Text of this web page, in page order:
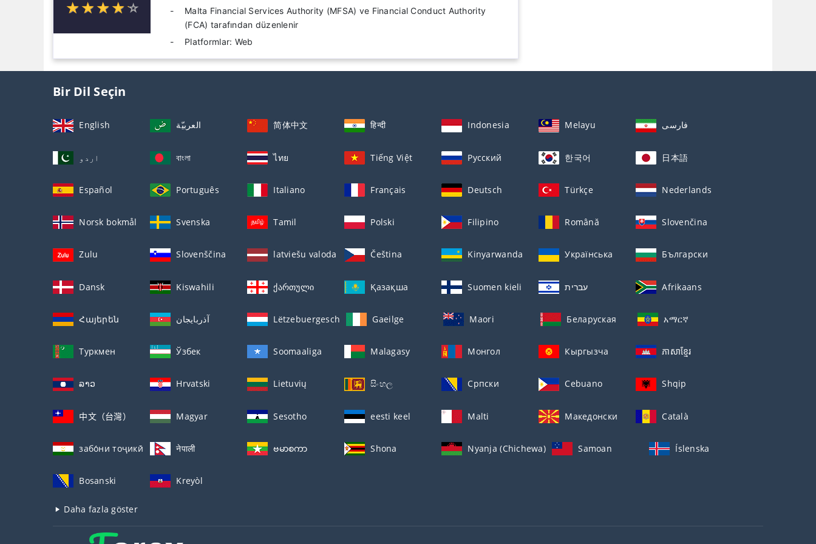
☆☆☆☆☆
★★★★★
Malta Financial Services Authority (MFSA) ve Financial Conduct Authority
(FCA) tarafından düzenlenir
Platformlar: Web
Bir Dil Seçin
English العربيّة 简体中文 हिन्दी Indonesia Melayu فارسی
اردو বাংলা ไทย Tiếng Việt Русский 한국어 日本語
Español Português Italiano Français Deutsch Türkçe Nederlands
Norsk bokmål Svenska Tamil Polski Filipino Română Slovenčina
Zulu Slovenščina latviešu valoda Čeština Kinyarwanda Українська Български
Dansk Kiswahili ქართული Қазақша Suomen kieli עברית Afrikaans
Հայերեն آذربايجان Lëtzebuergesch Gaeilge Maori Беларуская አማርኛ
Туркмен Ўзбек Soomaaliga Malagasy Монгол Кыргызча ភាសាខ្មែរ
ລາວ Hrvatski Lietuvių සිංහල Српски Cebuano Shqip
中文（台灣） Magyar Sesotho eesti keel Malti Македонски Català
забо́ни тоҷикӣ́ नेपाली ဗမာစကာ Shona Nyanja (Chichewa) Samoan Íslenska
Bosanski Kreyòl
Daha fazla göster